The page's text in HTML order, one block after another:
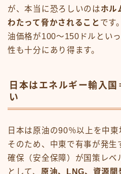
が、本当に恐ろしいのはホル
わたって脅かされること です
油価格が100〜150ドルとい
性も十分にあり得ます。
日本はエネルギー輸入
い
日本は原油の90％以上を中東
そのため、中東で有事が発生
確保（安全保障）が国策レベ
として、 原油、LNG、資源開